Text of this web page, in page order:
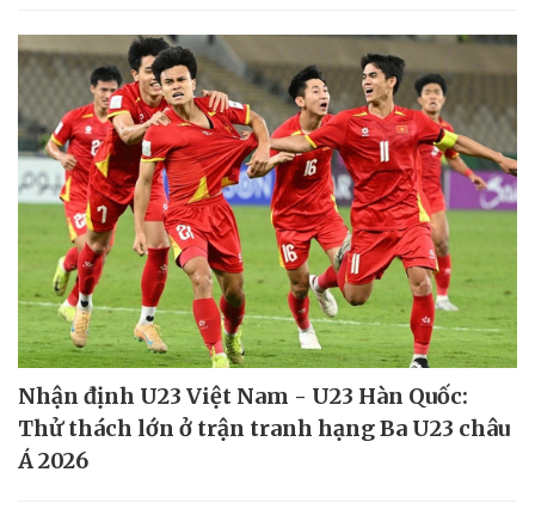
Nhận định U23 Việt Nam - U23 Hàn Quốc:
Thử thách lớn ở trận tranh hạng Ba U23 châu
Á 2026